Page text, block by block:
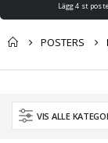
Lägg 4 st
POSTERS
VIS ALLE